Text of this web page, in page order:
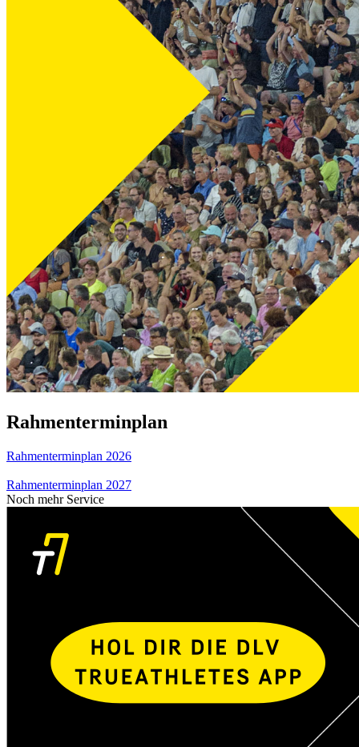
Rahmenterminplan
Rahmenterminplan 2026
Rahmenterminplan 2027
Noch mehr Service